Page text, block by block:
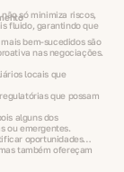
só minimiza riscos,
fluido, garantindo que
bem-sucedidos são
nas negociações.
locais que
que possam
alguns dos
ou emergentes.
oportunidades
também ofereçam